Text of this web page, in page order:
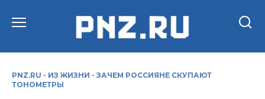
PNZ.RU - ИЗ ЖИЗНИ - ЗАЧЕМ РОССИЯНЕ СКУПАЮТ
ТОНОМЕТРЫ